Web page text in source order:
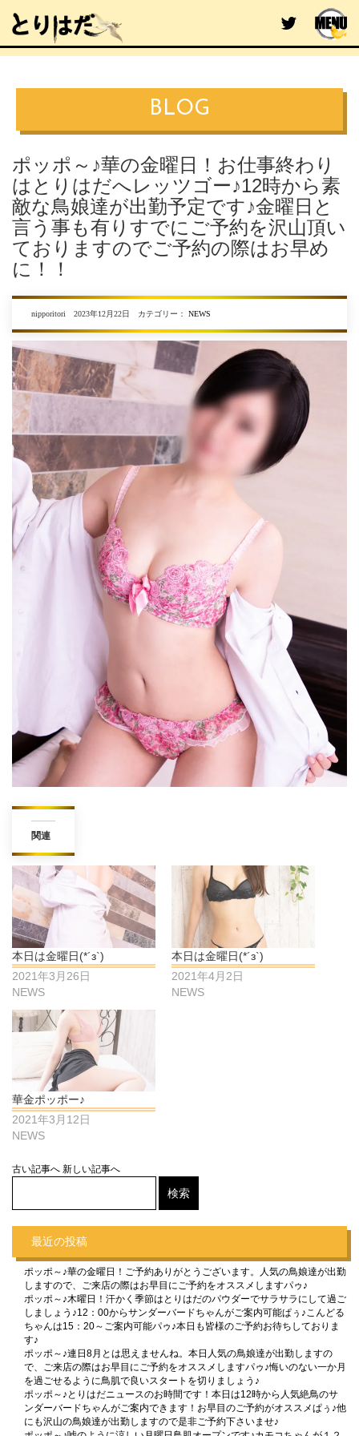
BLOG
ポッポ～♪華の金曜日！お仕事終わり
はとりはだへレッツゴー♪12時から素
敵な鳥娘達が出勤予定です♪金曜日と
言う事も有りすでにご予約を沢山頂い
ておりますのでご予約の際はお早め
に！！
nipporitori 2023年12月22日 カテゴリー： NEWS
関連
本日は金曜日(*´з`)
2021年3月26日
NEWS
本日は金曜日(*´з`)
2021年4月2日
NEWS
華金ポッポー♪
2021年3月12日
NEWS
古い記事へ 新しい記事へ
最近の投稿
ポッポ～♪華の金曜日！ご予約ありがとうございます。人気の鳥娘達が出勤
しますので、ご来店の際はお早目にご予約をオススメしますパゥ♪
ポッポ～♪木曜日！汗かく季節はとりはだのパウダーでサラサラにして過ご
しましょう♪12：00からサンダーバードちゃんがご案内可能ぱぅ♪こんどる
ちゃんは15：20～ご案内可能パゥ♪本日も皆様のご予約お待ちしておりま
す♪
ポッポ～♪連日8月とは思えませんね。本日人気の鳥娘達が出勤しますの
で、ご来店の際はお早目にご予約をオススメしますパゥ♪悔いのない一か月
を過ごせるように鳥肌で良いスタートを切りましょう♪
ポッポ～♪とりはだニュースのお時間です！本日は12時から人気絶鳥のサ
ンダーバードちゃんがご案内できます！お早目のご予約がオススメぱぅ♪他
にも沢山の鳥娘達が出勤しますので是非ご予約下さいませ♪